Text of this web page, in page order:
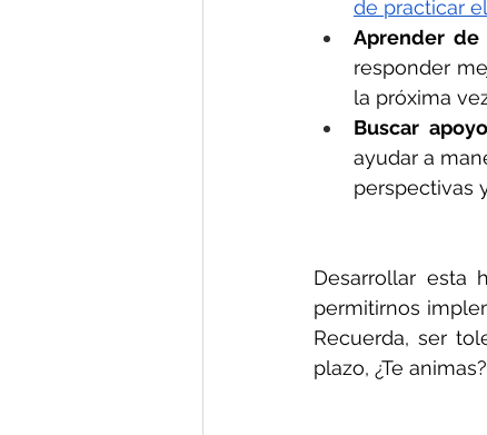
de practicar
Aprender de
responder
la próxima
Buscar
ayudar a
perspectivas
Desarrollar esta
permitirnos
Recuerda, ser
plazo, ¿Te